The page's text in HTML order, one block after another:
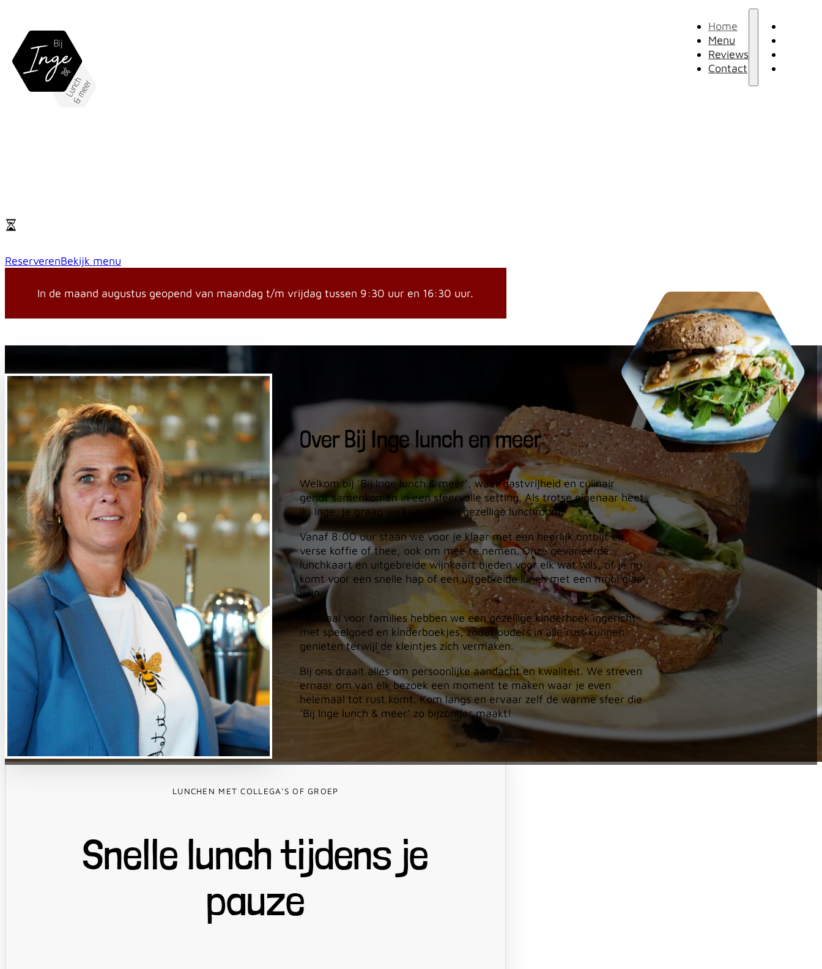
Home
Menu
Reviews
Contact
ReserverenBekijk menu
In de maand augustus geopend van maandag t/m vrijdag tussen 9:30 uur en 16:30 uur.
Over Bij Inge lunch en meer
Welkom bij ‘Bij Inge lunch & meer’, waar gastvrijheid en culinair
genot samenkomen in een sfeervolle setting. Als trotse eigenaar heet
ik, Inge, je graag welkom in mijn gezellige lunchroom.
Vanaf 8:00 uur staan we voor je klaar met een heerlijk ontbijt en
verse koffie of thee, ook om mee te nemen. Onze gevarieerde
lunchkaart en uitgebreide wijnkaart bieden voor elk wat wils, of je nu
komt voor een snelle hap of een uitgebreide lunch met een mooi glas
wijn.
Speciaal voor families hebben we een gezellige kinderhoek ingericht
met speelgoed en kinderboekjes, zodat ouders in alle rust kunnen
genieten terwijl de kleintjes zich vermaken.
Bij ons draait alles om persoonlijke aandacht en kwaliteit. We streven
ernaar om van elk bezoek een moment te maken waar je even
helemaal tot rust komt. Kom langs en ervaar zelf de warme sfeer die
‘Bij Inge lunch & meer’ zo bijzonder maakt!
Snelle lunch tijdens je
pauze
LUNCHEN MET COLLEGA'S OF GROEP